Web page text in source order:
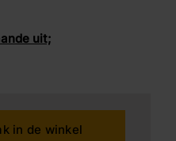
uit;
in de winkel